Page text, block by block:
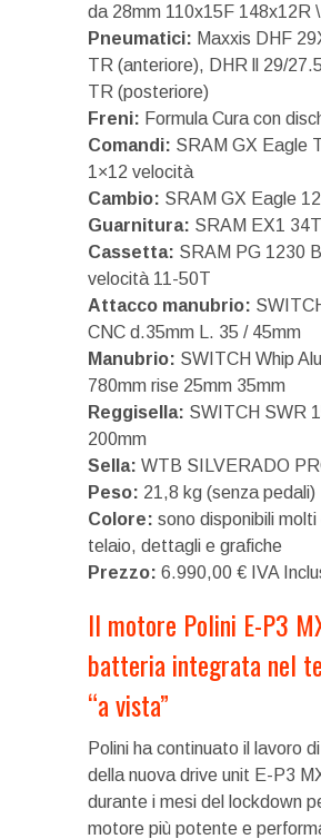
da 28mm 110x15F 148x12R \
Pneumatici: Maxxis DHF
TR (anteriore), DHR ll 29/
TR (posteriore)
Freni: Formula Cura con
Comandi: SRAM GX Eagle
1×12 velocità
Cambio: SRAM GX Eagle
Guarnitura: SRAM EX1 34T
Cassetta: SRAM PG 1230
velocità 11-50T
Attacco manubrio:
CNC d.35mm L. 35 / 45mm
Manubrio: SWITCH Whip
780mm rise 25mm 35mm
Reggisella: SWITCH SWR
200mm
Sella: WTB SILVERADO
Peso: 21,8 kg (senza pedali)
Colore: sono disponibili
telaio, dettagli e grafiche
Prezzo: 6.990,00 € IVA
Il motore Polini E-P3
batteria integrata nel
“a vista”
Polini ha continuato il lavoro
della nuova drive unit E-P3
durante i mesi del lockdown
motore più potente e